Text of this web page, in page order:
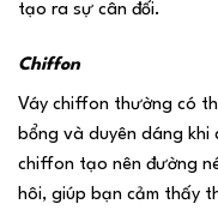
tạo ra sự cân đối.
Chiffon
Váy chiffon thường có
bổng và duyên dáng khi
chiffon tạo nên đường
hôi, giúp bạn cảm thấy